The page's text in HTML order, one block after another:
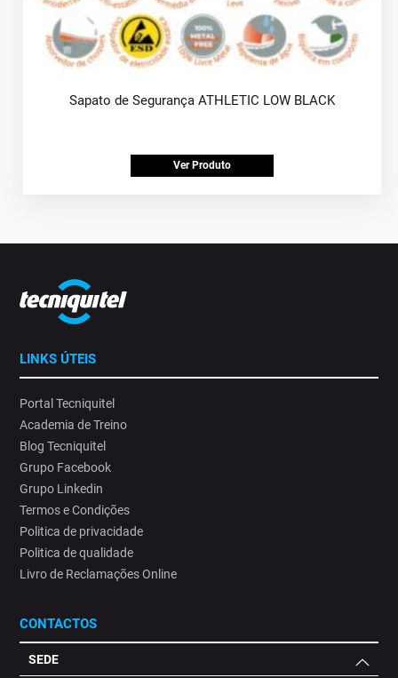
Sapato de Segurança ATHLETIC LOW BLACK
Ver Produto
LINKS ÚTEIS
Portal Tecniquitel
Academia de Treino
Blog Tecniquitel
Grupo Facebook
Grupo Linkedin
Termos e Condições
Politica de privacidade
Politica de qualidade
Livro de Reclamações Online
CONTACTOS
SEDE